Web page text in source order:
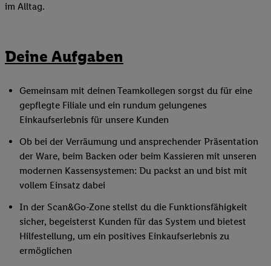
im Alltag.
Deine Aufgaben
Gemeinsam mit deinen Teamkollegen sorgst du für eine
gepflegte Filiale und ein rundum gelungenes
Einkaufserlebnis für unsere Kunden
Ob bei der Verräumung und ansprechender Präsentation
der Ware, beim Backen oder beim Kassieren mit unseren
modernen Kassensystemen: Du packst an und bist mit
vollem Einsatz dabei
In der Scan&Go-Zone stellst du die Funktionsfähigkeit
sicher, begeisterst Kunden für das System und bietest
Hilfestellung, um ein positives Einkaufserlebnis zu
ermöglichen